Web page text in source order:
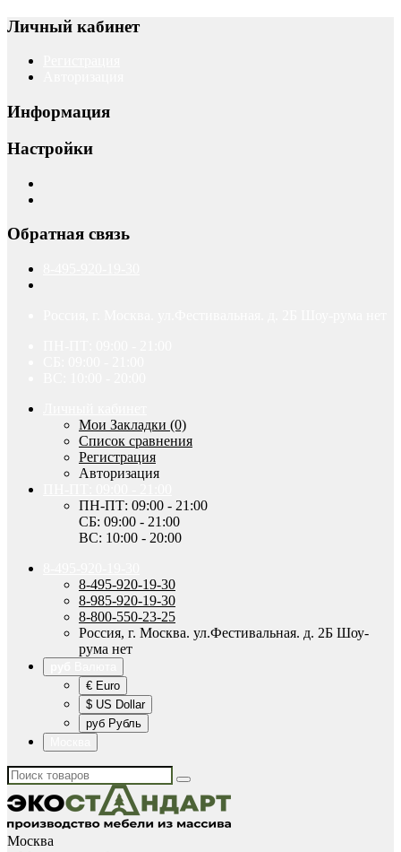
Личный кабинет
Информация
Настройки
Обратная связь
Мои Закладки (0)
Список сравнения
Регистрация
Авторизация
ПН-ПТ: 09:00 - 21:00
СБ: 09:00 - 21:00
ВС: 10:00 - 20:00
8-495-920-19-30
8-985-920-19-30
8-800-550-23-25
Россия, г. Москва. ул.Фестивальная. д. 2Б Шоу-
рума нет
€ Euro
$ US Dollar
руб Рубль
Москва